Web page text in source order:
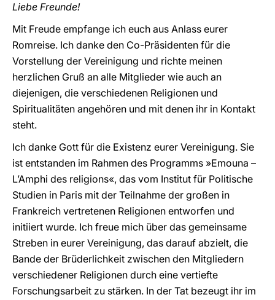
Liebe Freunde!
Mit Freude empfange ich euch aus Anlass eurer
Romreise. Ich danke den Co-Präsidenten für die
Vorstellung der Vereinigung und richte meinen
herzlichen Gruß an alle Mitglieder wie auch an
diejenigen, die verschiedenen Religionen und
Spiritualitäten angehören und mit denen ihr in Kontakt
steht.
Ich danke Gott für die Existenz eurer Vereinigung. Sie
ist entstanden im Rahmen des Programms »Emouna –
L’Amphi des religions«, das vom Institut für Politische
Studien in Paris mit der Teilnahme der großen in
Frankreich vertretenen Religionen entworfen und
initiiert wurde. Ich freue mich über das gemeinsame
Streben in eurer Vereinigung, das darauf abzielt, die
Bande der Brüderlichkeit zwischen den Mitgliedern
verschiedener Religionen durch eine vertiefte
Forschungsarbeit zu stärken. In der Tat bezeugt ihr im